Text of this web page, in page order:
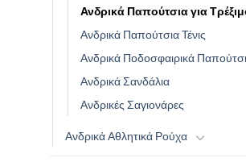
Ανδρικά Παπούτσια για
Ανδρικά Παπούτσια Τένις
Ανδρικά Ποδοσφαιρικά
Ανδρικά Σανδάλια
Ανδρικές Σαγιονάρες
Ανδρικά Αθλητικά Ρούχα